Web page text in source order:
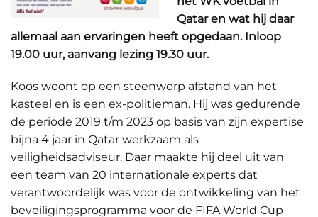
Qatar en wat hij daar
allemaal aan ervaringen heeft opgedaan. Inloop
19.00 uur, aanvang lezing 19.30 uur.
Koos woont op een steenworp afstand van het
kasteel en is een ex-politieman. Hij was gedurende
de periode 2019 t/m 2023 op basis van zijn expertise
bijna 4 jaar in Qatar werkzaam als
veiligheidsadviseur. Daar maakte hij deel uit van
een team van 20 internationale experts dat
verantwoordelijk was voor de ontwikkeling van het
beveiligingsprogramma voor de FIFA World Cup